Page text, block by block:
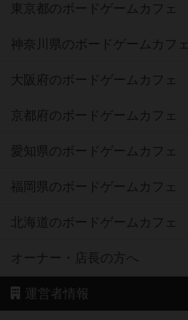
東京都のボードゲームカフェ
神奈川県のボードゲームカフェ
大阪府のボードゲームカフェ
京都府のボードゲームカフェ
愛知県のボードゲームカフェ
福岡県のボードゲームカフェ
北海道のボードゲームカフェ
オーナー・店長の方へ
運営者情報